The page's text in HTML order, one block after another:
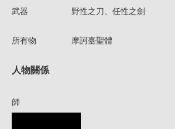
武器 野性之刀、任性之劍
所有物 摩訶臺聖體
人物關係
師